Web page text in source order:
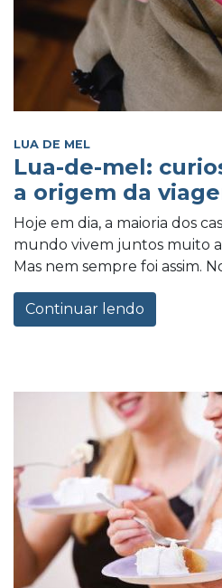
LUA DE MEL
Lua-de-mel:
a origem da
Hoje em dia, a maioria dos
mundo vivem juntos muito
Mas nem sempre foi assim.
Continuar lendo